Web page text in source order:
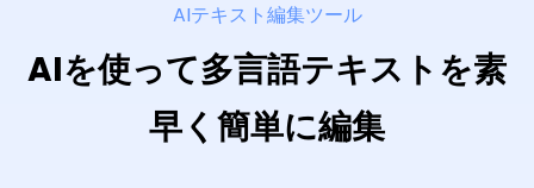
AIテキスト編集ツール
AIを使って多言語テキストを素
早く簡単に編集